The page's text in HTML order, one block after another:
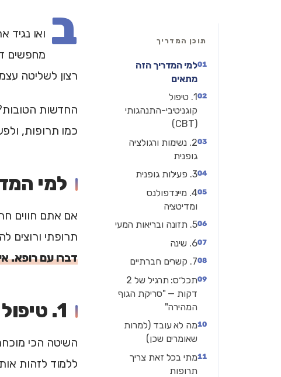
תוכן המדריך
למי המדריך הזה
מתאים
1. טיפול
קוגניטיבי-התנהגותי
(CBT)
2. נשימות ורגולציה
גופנית
3. פעילות גופנית
4. מיינדפולנס
ומדיטציה
5. תזונה ובריאות המעי
6. שינה
7. קשרים חברתיים
תכל׳ס: תרגיל של 2
דקות — "סריקת הגוף
המהירה"
מה לא עובד (למרות
שאומרים שכן)
מתי בכל זאת צריך
תרופות
ב ואו
מחפשים
רצון לשליטה
החדשות
כמו תרופות,
למי
אם אתם חווים
תרופתי ורוצים
דברו עם רופא.
1. טיפול קוגניטיבי-התנהגותי (CBT)
השיטה הכי
ללמוד לזהות